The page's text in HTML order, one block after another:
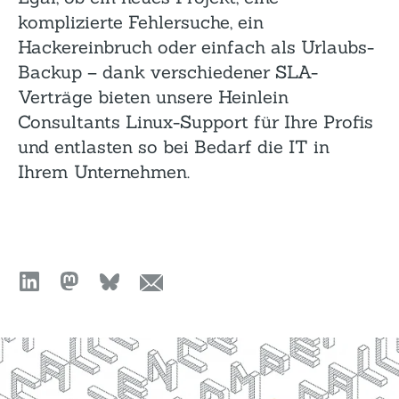
komplizierte Fehlersuche, ein
Hackereinbruch oder einfach als Urlaubs-
Backup – dank verschiedener SLA-
Verträge bieten unsere Heinlein
Consultants Linux-Support für Ihre Profis
und entlasten so bei Bedarf die IT in
Ihrem Unternehmen.